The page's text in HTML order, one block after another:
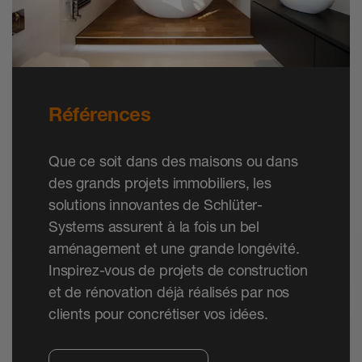
phoniques entre deux pièces, il convient
alors de fractionner la chape aux seuils de
portes au moyen du profilé de
fractionnement Schlüter-DILEX-DFP.
accessible à la marche, il est possible de
DITRA (ou Schlüter-DITRA-DRAIN 4 ou
Schlüter-DITRA-HEAT) en tenant compte
des indications de mise en œuvre de la
fiche produit. Les chapes en sulfate de
calcium peuvent être recouvertes de la
natte de désolidarisation dès que l’humidité
résiduelle est ≤ 2 %.
Sur la face supérieure de la natte de
désolidarisation, il est alors possible de
Références
Que ce soit dans des maisons ou dans
des grands projets immobiliers, les
solutions innovantes de Schlüter-
Systems assurent à la fois un bel
aménagement et une grande longévité.
Inspirez-vous de projets de construction
et de rénovation déjà réalisés par nos
clients pour concrétiser vos idées.